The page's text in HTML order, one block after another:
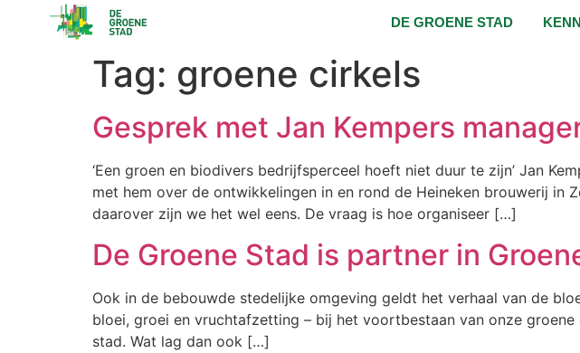
DE GROENE STAD
Tag: groene cirkels
Gesprek met Jan Kempers
‘Een groen en biodivers bedrijfsperceel hoeft niet duur te zijn’ Jan
met hem over de ontwikkelingen in en rond de Heineken brouwerij
daarover zijn we het wel eens. De vraag is hoe organiseer […]
De Groene Stad is partner in
Ook in de bebouwde stedelijke omgeving geldt het verhaal van de
bloei, groei en vruchtafzetting – bij het voortbestaan van onze
stad. Wat lag dan ook […]